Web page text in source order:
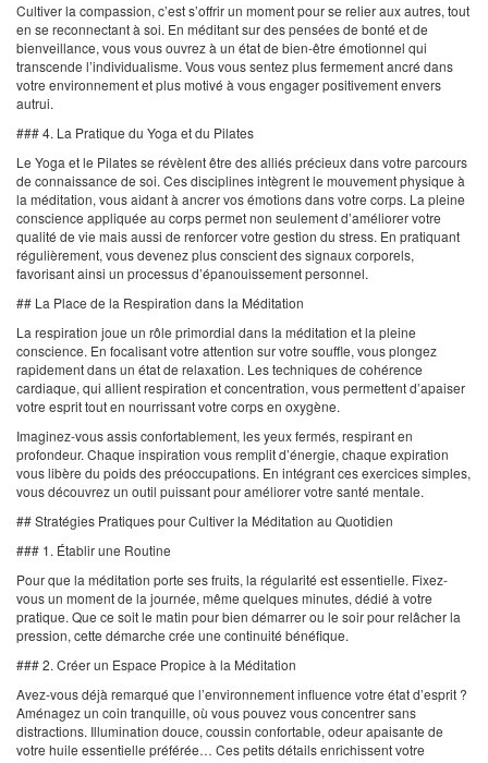
Cultiver la compassion, c’est s’offrir un moment pour se relier aux autres, tout
en se reconnectant à soi. En méditant sur des pensées de bonté et de
bienveillance, vous vous ouvrez à un état de bien-être émotionnel qui
transcende l’individualisme. Vous vous sentez plus fermement ancré dans
votre environnement et plus motivé à vous engager positivement envers
autrui.
### 4. La Pratique du Yoga et du Pilates
Le Yoga et le Pilates se révèlent être des alliés précieux dans votre parcours
de connaissance de soi. Ces disciplines intègrent le mouvement physique à
la méditation, vous aidant à ancrer vos émotions dans votre corps. La pleine
conscience appliquée au corps permet non seulement d’améliorer votre
qualité de vie mais aussi de renforcer votre gestion du stress. En pratiquant
régulièrement, vous devenez plus conscient des signaux corporels,
favorisant ainsi un processus d’épanouissement personnel.
## La Place de la Respiration dans la Méditation
La respiration joue un rôle primordial dans la méditation et la pleine
conscience. En focalisant votre attention sur votre souffle, vous plongez
rapidement dans un état de relaxation. Les techniques de cohérence
cardiaque, qui allient respiration et concentration, vous permettent d’apaiser
votre esprit tout en nourrissant votre corps en oxygène.
Imaginez-vous assis confortablement, les yeux fermés, respirant en
profondeur. Chaque inspiration vous remplit d’énergie, chaque expiration
vous libère du poids des préoccupations. En intégrant ces exercices simples,
vous découvrez un outil puissant pour améliorer votre santé mentale.
## Stratégies Pratiques pour Cultiver la Méditation au Quotidien
### 1. Établir une Routine
Pour que la méditation porte ses fruits, la régularité est essentielle. Fixez-
vous un moment de la journée, même quelques minutes, dédié à votre
pratique. Que ce soit le matin pour bien démarrer ou le soir pour relâcher la
pression, cette démarche crée une continuité bénéfique.
### 2. Créer un Espace Propice à la Méditation
Avez-vous déjà remarqué que l’environnement influence votre état d’esprit ?
Aménagez un coin tranquille, où vous pouvez vous concentrer sans
distractions. Illumination douce, coussin confortable, odeur apaisante de
votre huile essentielle préférée… Ces petits détails enrichissent votre